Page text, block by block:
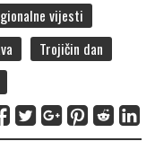
vijesti
Trojičin dan